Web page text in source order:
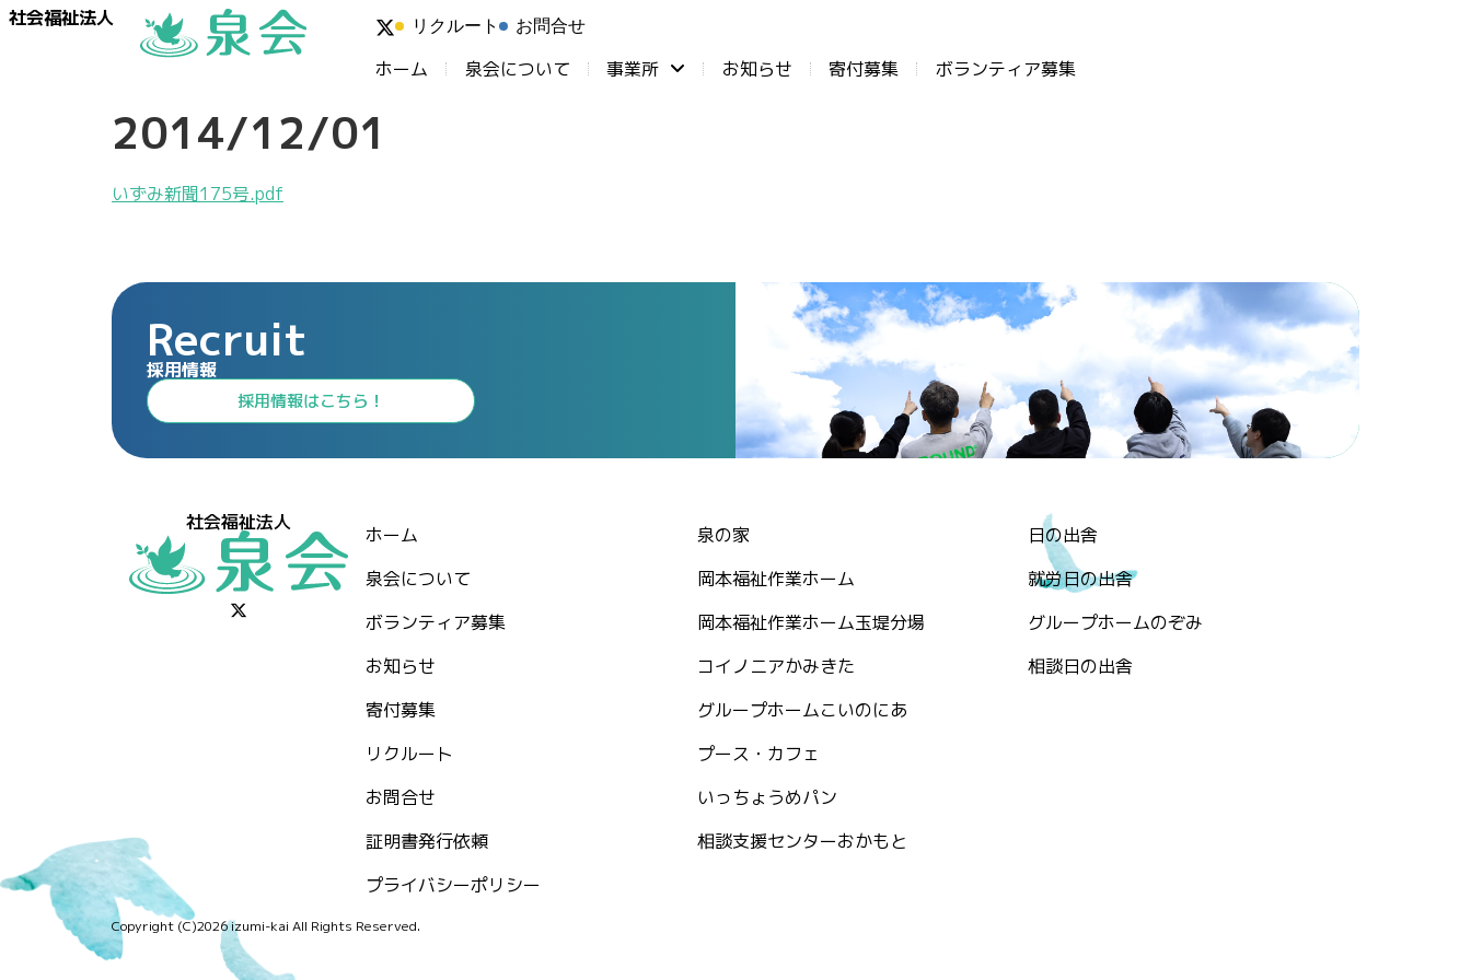
社会福祉法人 リクルート お問合せ
ホーム 泉会について 事業所 お知らせ ⁨寄付募集 ボランティア募集
2014/12/01
いずみ新聞175号.pdf
Recruit
採用情報
⁩採用情報⁩はこちら！
社会福祉法人
ホーム
泉会について
ボランティア募集
お知らせ
⁨寄付募集
リクルート
お問合せ
証明書発行依頼
プライバシーポリシー
泉の家
岡本福祉作業ホーム
岡本福祉作業ホーム玉堤分場
コイノニアかみきた
グループホームこいのにあ
プース・カフェ
いっちょうめパン
相談支援センターおかもと
日の出舎
就労日の出舎
グループホームのぞみ
相談日の出舎
Copyright (C)2026 izumi-kai All Rights Reserved.